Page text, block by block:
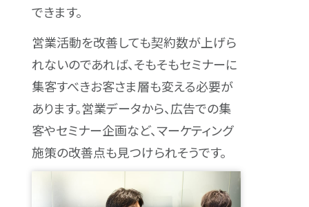
できます。
営業活動を改善しても契約数が上げら
れないのであれば、そもそもセミナーに
集客すべきお客さま層も変える必要が
あります。営業データから、広告での集
客やセミナー企画など、マーケティング
施策の改善点も見つけられそうです。